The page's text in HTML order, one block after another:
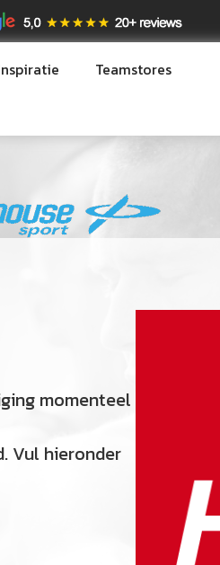
Teamstores
momenteel
Vul hieronder